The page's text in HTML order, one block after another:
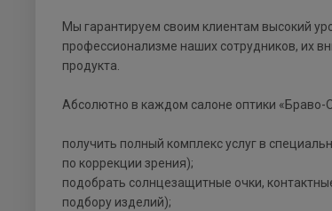
Мы гарантируем своим клиентам высокий
профессионализме наших сотрудников, их
продукта.
Абсолютно в каждом салоне оптики «Браво-
получить полный комплекс услуг в
по коррекции зрения);
подобрать солнцезащитные очки,
подбору изделий);